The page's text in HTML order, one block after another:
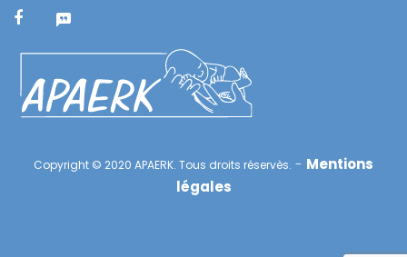
Copyright © 2020 APAERK. Tous droits réservès. - Mentions
légales